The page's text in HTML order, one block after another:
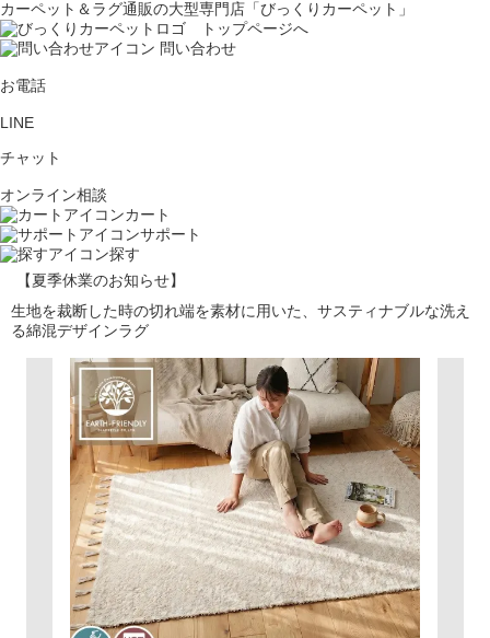
カーペット＆ラグ通販の大型専門店「びっくりカーペット」
問い合わせ
お電話
LINE
チャット
オンライン相談
カート
サポート
探す
【夏季休業のお知らせ】
生地を裁断した時の切れ端を素材に用いた、サスティナブルな洗え
る綿混デザインラグ